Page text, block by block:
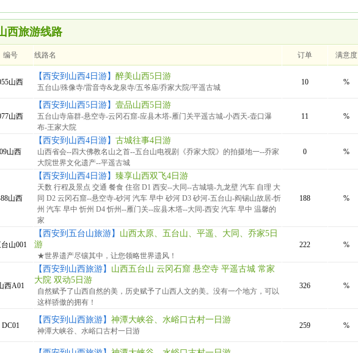
西旅游线路
编号 线路名 订单 满意度
山西
【西安到山西4日游】 醉美山西5日游
五台山/殊像寺/雷音寺&龙泉寺/五爷庙/乔家大院/平遥古城
10 %
山西
【西安到山西5日游】 壹品山西5日游
五台山寺庙群-悬空寺-云冈石窟-应县木塔-雁门关平遥古城-小西天-壶口瀑
布-王家大院
11 %
09山西
【西安到山西4日游】 古城往事4日游
山西省会--四大佛教名山之首--五台山电视剧《乔家大院》的拍摄地一--乔家
大院世界文化遗产--平遥古城
0 %
山西
【西安到山西4日游】 臻享山西双飞4日游
天数 行程及景点 交通 餐食 住宿 D1 西安--大同--古城墙-九龙壁 汽车 自理 大
同 D2 云冈石窟--悬空寺-砂河 汽车 早中 砂河 D3 砂河-五台山-阎锡山故居-忻
州 汽车 早中 忻州 D4 忻州--雁门关--应县木塔--大同-西安 汽车 早中 温馨的
家
188 %
山001
【西安到五台山旅游】 山西太原、五台山、平遥、大同、乔家5日
游
★世界遗产尽镶其中，让您领略世界遗风！
222 %
西A01
【西安到山西旅游】 山西五台山 云冈石窟 悬空寺 平遥古城 常家
大院 双动5日游
自然赋予了山西自然的美，历史赋予了山西人文的美。没有一个地方，可以
这样骄傲的拥有！
326 %
DC01
【西安到山西旅游】 神潭大峡谷、水峪口古村一日游
神潭大峡谷、水峪口古村一日游
259 %